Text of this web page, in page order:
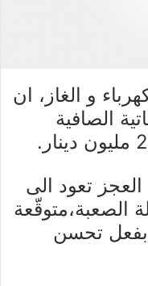
و الغاز، ان
الصافية
تعود الى
الصعبة،متوقّعة
تقلص ديوانها خلال 2019 بفعل تحسن